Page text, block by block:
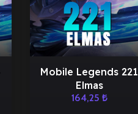
Mobile Legends 221
Elmas
164,25 ₺